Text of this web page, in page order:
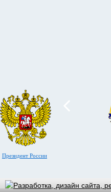
Президент России